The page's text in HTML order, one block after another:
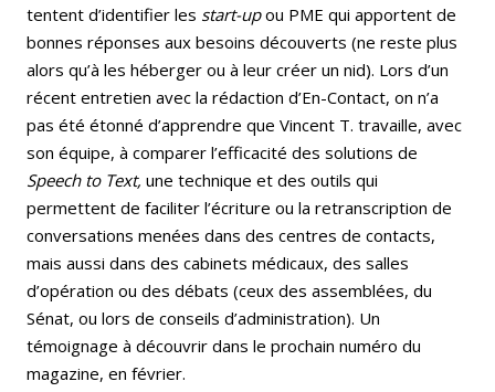
tentent d’identifier les start-upou PME qui apportent de
bonnes réponses aux besoins découverts (ne reste plus
alors qu’à les héberger ou à leur créer un nid). Lors d’un
récent entretien avec la rédaction d’En-Contact, on n’a
pas été étonné d’apprendre que Vincent T. travaille, avec
son équipe, à comparer l’efficacité des solutions de
Speech to Text, une technique et des outils qui
permettent de faciliter l’écriture ou la retranscription de
conversations menées dans des centres de contacts,
mais aussi dans des cabinets médicaux, des salles
d’opération ou des débats (ceux des assemblées, du
Sénat, ou lors de conseils d’administration). Un
témoignage à découvrir dans le prochain numéro du
magazine, en février.